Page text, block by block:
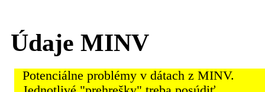
Údaje MINV
Potenciálne problémy v dátach z MINV.